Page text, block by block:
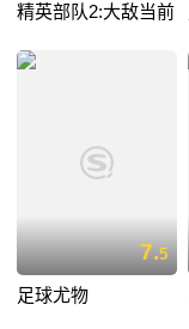
精英部队2:大敌当前
7.5
足球尤物